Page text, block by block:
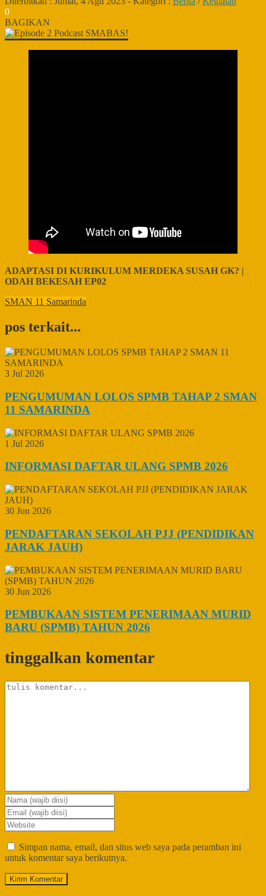
0
BAGIKAN
ADAPTASI DI KURIKULUM MERDEKA SUSAH GK? |
ODAH BEKESAH EP02
SMAN 11 Samarinda
pos terkait...
3 Jul 2026
PENGUMUMAN LOLOS SPMB TAHAP 2 SMAN
11 SAMARINDA
1 Jul 2026
INFORMASI DAFTAR ULANG SPMB 2026
30 Jun 2026
PENDAFTARAN SEKOLAH PJJ (PENDIDIKAN
JARAK JAUH)
30 Jun 2026
PEMBUKAAN SISTEM PENERIMAAN MURID
BARU (SPMB) TAHUN 2026
tinggalkan komentar
Simpan nama, email, dan situs web saya pada peramban ini
untuk komentar saya berikutnya.